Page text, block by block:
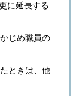
に延長する
じめ職員の
ときは、他